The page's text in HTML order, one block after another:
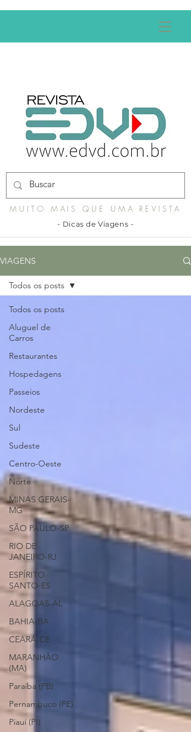
MUITO MAIS QUE UMA REVISTA
- Dicas de Viagens -
VIAGENS
Todos os posts
Aluguel de
Carros
Restaurantes
Hospedagens
Passeios
Nordeste
Sul
Sudeste
Centro-Oeste
Norte
MINAS GERAIS-
MG
SÃO PAULO-SP
RIO DE
JANEIRO-RJ
ESPÍRITO
SANTO-ES
ALAGOAS-AL
BAHIA-BA
CEARÁ-CE
MARANHÃO
(MA)
Paraíba (PB)
Pernambuco (PE)
Piauí (PI)
Todos os posts